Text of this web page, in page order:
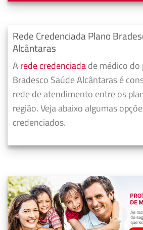
Rede Credenciada Plano
Alcântaras
A rede credenciadade médico do
Bradesco Saúde Alcântaras é
rede de atendimento entre os
região. Veja abaixo algumas
credenciados.